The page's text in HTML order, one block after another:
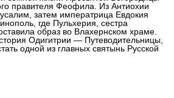
правителя Феофила. Из Антиохии
затем императрица Евдокия
где Пульхерия, сестра
образ во Влахернском храме.
Одигитрии — Путеводительницы,
одной из главных святынь Русской